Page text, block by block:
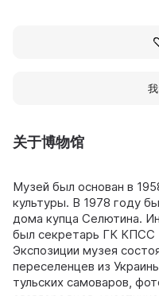
关于博物馆
Музей был основан в
культуры. В 1978 году
дома купца Селютина.
был секретарь ГК КПСС
Экспозиции музея
переселенцев из
тульских самоваров,